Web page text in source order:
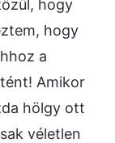
hogy
hogy
a
Amikor
hölgy ott
véletlen